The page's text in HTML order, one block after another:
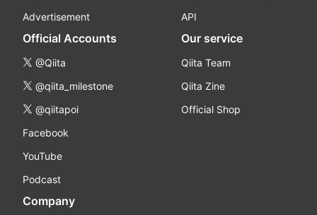
Advertisement
API
Official Accounts
@Qiita
@qiita_milestone
@qiitapoi
Facebook
YouTube
Podcast
Our service
Qiita Team
Qiita Zine
Official Shop
Company